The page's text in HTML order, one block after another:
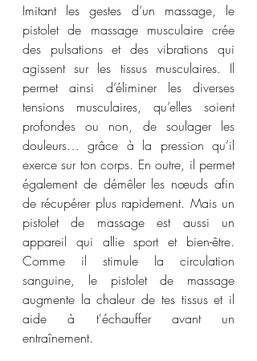
Imitant les gestes d’un massage, le
pistolet de massage musculaire crée
des pulsations et des vibrations qui
agissent sur les tissus musculaires. Il
permet ainsi d’éliminer les diverses
tensions musculaires, qu’elles soient
profondes ou non, de soulager les
douleurs… grâce à la pression qu’il
exerce sur ton corps. En outre, il permet
également de démêler les nœuds afin
de récupérer plus rapidement. Mais un
pistolet de massage est aussi un
appareil qui allie sport et bien-être.
Comme il stimule la circulation
sanguine, le pistolet de massage
augmente la chaleur de tes tissus et il
aide à t'échauffer avant un
entraînement.